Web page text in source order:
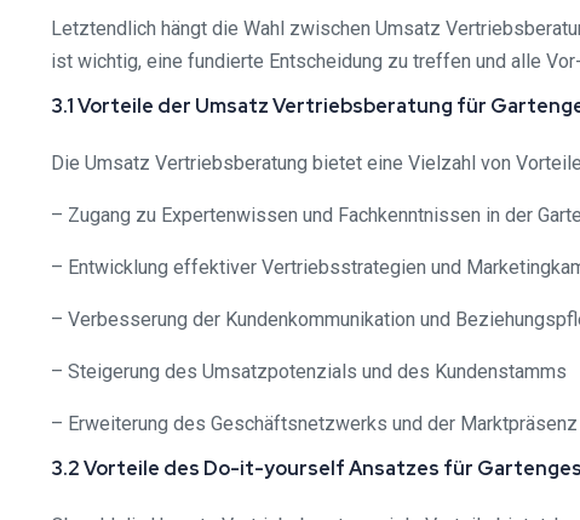
Letztendlich hängt die Wahl zwischen Umsatz
ist wichtig, eine fundierte Entscheidung zu treffen und alle
3.1 Vorteile der Umsatz Vertriebsberatung für
Die Umsatz Vertriebsberatung bietet eine Vielzahl von
– Zugang zu Expertenwissen und Fachkenntnissen in der
– Entwicklung effektiver Vertriebsstrategien und
– Verbesserung der Kundenkommunikation und
– Steigerung des Umsatzpotenzials und des Kundenstamms
– Erweiterung des Geschäftsnetzwerks und der Marktpräsenz
3.2 Vorteile des Do-it-yourself Ansatzes für